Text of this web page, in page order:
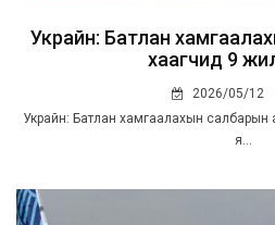
Украйн: Батлан
хаагчид 9
2026/05/12
Украйн: Батлан хамгаалахын салбарын
я...